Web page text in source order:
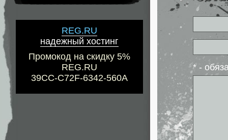
REG.RU
надежный хостинг
Промокод на скидку 5%
REG.RU
39CC-C72F-6342-560A
* -